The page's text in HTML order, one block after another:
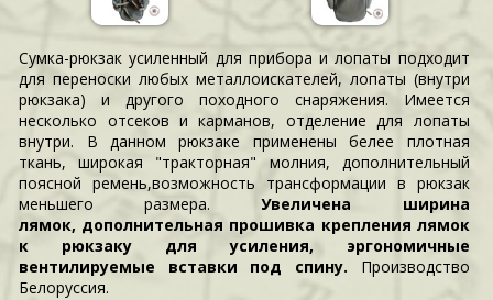
Сумка-рюкзак усиленный для прибора и лопаты подходит
для переноски любых металлоискателей, лопаты (внутри
рюкзака) и другого походного снаряжения. Имеется
несколько отсеков и карманов, отделение для лопаты
внутри. В данном рюкзаке применены белее плотная
ткань, широкая "тракторная" молния, дополнительный
поясной ремень,возможность трансформации в рюкзак
меньшего размера.Увеличена ширина
лямок, дополнительная прошивка крепления лямок
к рюкзаку для усиления, эргономичные
вентилируемые вставки под спину. Производство
Белоруссия.